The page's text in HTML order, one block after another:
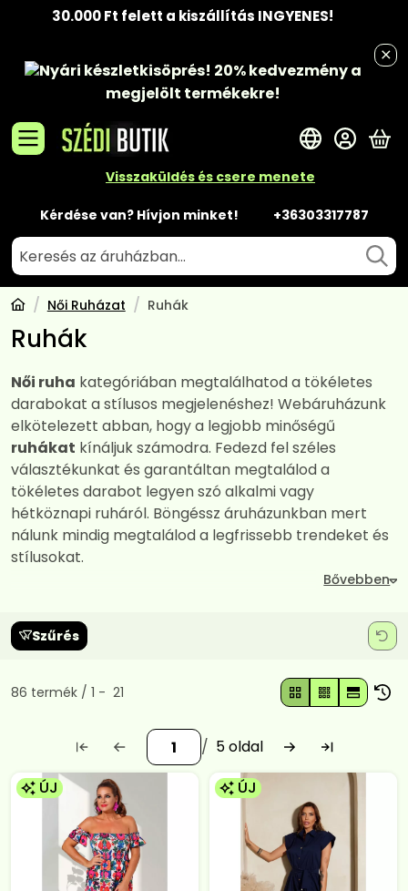
30.000 Ft felett a kiszállítás INGYENES!
Nyári készletkisöprés! 20% kedvezménya
megjelölt termékekre!
Visszaküldés és csere menete
Kérdése van? Hívjon minket! +36303317787
A
Női Ruházat Ruhák
Ruhák
Női ruha kategóriában megtalálhatod a tökéletes
darabokat a stílusos megjelenéshez! Webáruházunk
elkötelezett abban, hogy a legjobb minőségű
ruhákat kínáljuk számodra. Fedezd fel széles
választékunkat és garantáltan megtalálod a
tökéletes darabot legyen szó alkalmi vagy
hétköznapi ruháról. Böngéssz áruházunkban mert
nálunk mindig megtalálod a legfrissebb trendeket és
stílusokat.
Szűrés
Összes termék a kategóriában
86 termék 1 21
5
ÚJ
ÚJ